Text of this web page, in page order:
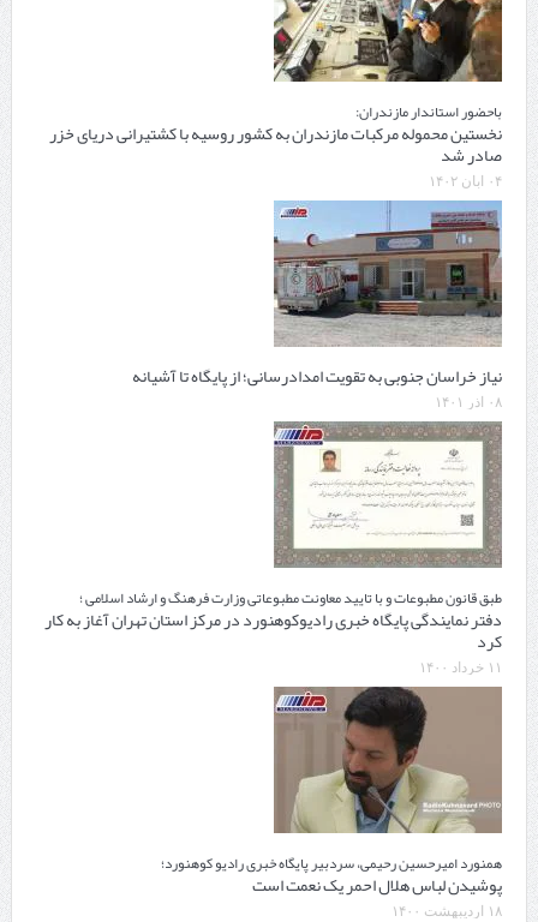
باحضور استاندار مازندران:
نخستین محموله مرکبات مازندران به کشور روسیه با کشتیرانی دریای خزر
صادر شد
۰۴ آبان ۱۴۰۲
نیاز خراسان جنوبی به تقویت امدادرسانی؛ از پایگاه تا آشیانه
۰۸ آذر ۱۴۰۱
طبق قانون مطبوعات و با تایید معاونت مطبوعاتی وزارت فرهنگ و ارشاد اسلامی ؛
دفتر نمایندگی پایگاه خبری رادیوکوهنورد در مرکز استان تهران آغاز به کار
کرد
۱۱ خرداد ۱۴۰۰
همنورد امیرحسین رحیمی، سردبیر پایگاه خبری رادیو کوهنورد؛
پوشیدن لباس هلال احمر یک نعمت است
۱۸ اردیبهشت ۱۴۰۰